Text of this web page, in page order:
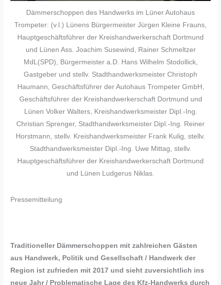
Dämmerschoppen des Handwerks im Lüner Autohaus
Trompeter: (v.l.) Lünens Bürgermeister Jürgen Kleine Frauns,
Hauptgeschäftsführer der Kreishandwerkerschaft Dortmund
und Lünen Ass. Joachim Susewind, Rainer Schmeltzer
MdL(SPD), Bürgermeister a.D. Hans Wilhelm Stodollick,
Gastgeber und stellv. Stadthandwerksmeister Christoph
Haumann, Geschäftsführer der Autohaus Trompeter GmbH,
Geschäftsführer der Kreishandwerkerschaft Dortmund und
Lünen Volker Walters, Kreishandwerksmeister Dipl.-Ing.
Christian Sprenger, Stadthandwerksmeister Dipl.-Ing. Reiner
Horstmann, stellv. Kreishandwerksmeister Frank Kulig, stellv.
Stadthandwerksmeister Dipl.-Ing. Uwe Mittag, stellv.
Hauptgeschäftsführer der Kreishandwerkerschaft Dortmund
und Lünen Ludgerus Niklas.
Pressemitteilung
Traditioneller Dämmerschoppen mit zahlreichen Gästen
aus Handwerk, Politik und Gesellschaft / Handwerk der
Region ist zufrieden mit 2017 und sieht zuversichtlich ins
neue Jahr / Problematische Lage des Kfz-Handwerks durch